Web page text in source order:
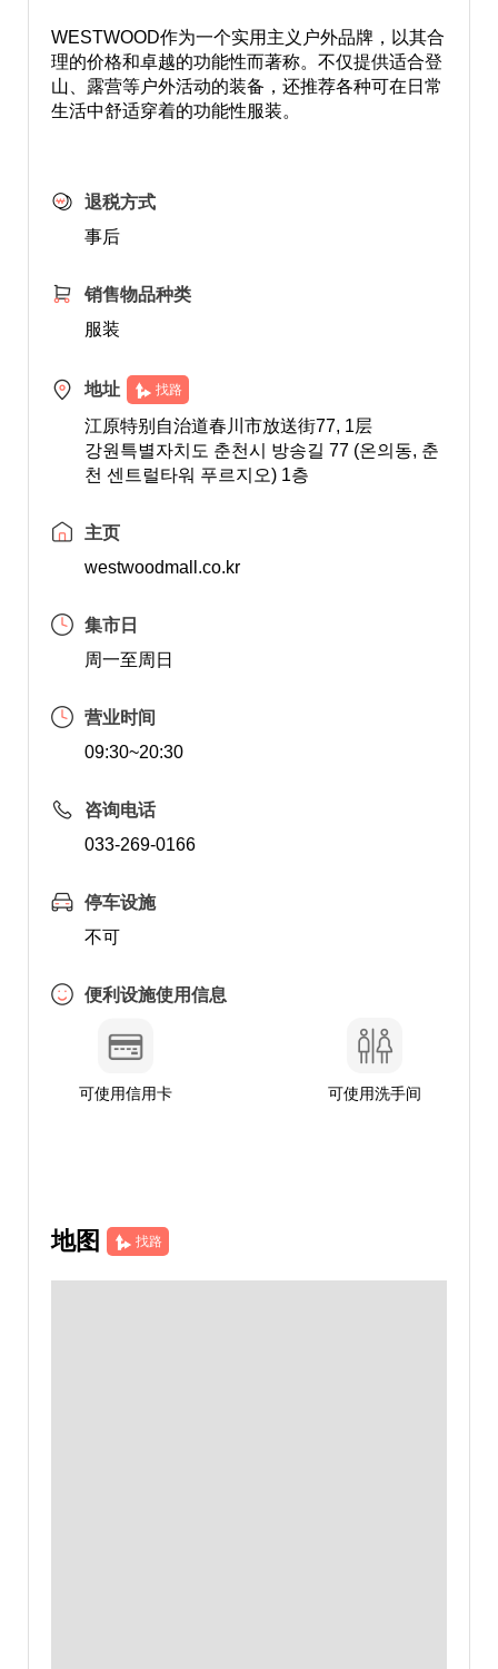
WESTWOOD作为一个实用主义户外品牌，以其合
理的价格和卓越的功能性而著称。不仅提供适合登
山、露营等户外活动的装备，还推荐各种可在日常
生活中舒适穿着的功能性服装。
退税方式
事后
销售物品种类
服装
地址 找路
江原特别自治道春川市放送街77, 1层
강원특별자치도 춘천시 방송길 77 (온의동, 춘
천 센트럴타워 푸르지오) 1층
主页
westwoodmall.co.kr
集市日
周一至周日
营业时间
09:30~20:30
咨询电话
033-269-0166
停车设施
不可
便利设施使用信息
可使用信用卡 可使用洗手间
地图 找路